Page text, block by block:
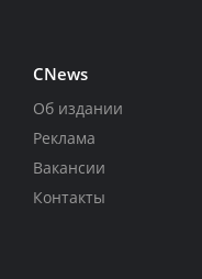
CNews
Об издании
Реклама
Вакансии
Контакты